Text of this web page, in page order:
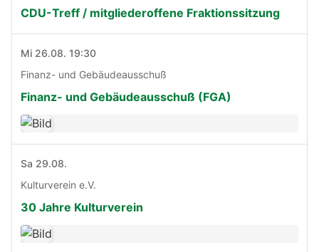
CDU-Treff / mitgliederoffene Fraktionssitzung
Mi 26.08. 19:30
Finanz- und Gebäudeausschuß
Finanz- und Gebäudeausschuß (FGA)
Sa 29.08.
Kulturverein e.V.
30 Jahre Kulturverein